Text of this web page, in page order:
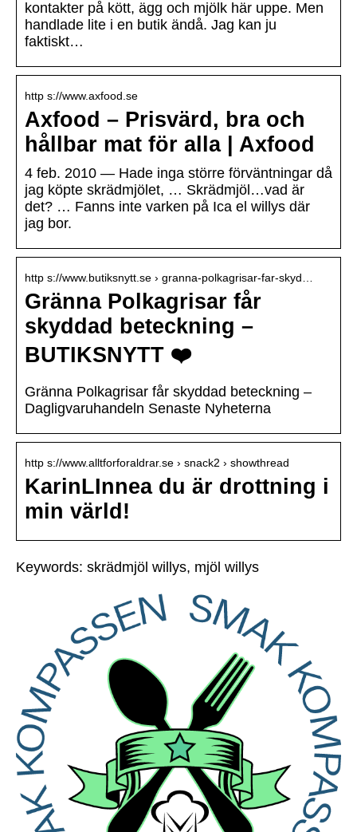
kontakter på kött, ägg och mjölk här uppe. Men
handlade lite i en butik ändå. Jag kan ju
faktiskt…
http s://www.axfood.se
Axfood – Prisvärd, bra och
hållbar mat för alla | Axfood
4 feb. 2010 — Hade inga större förväntningar då
jag köpte skrädmjölet, … Skrädmjöl…vad är
det? … Fanns inte varken på Ica el willys där
jag bor.
http s://www.butiksnytt.se › granna-polkagrisar-far-skyd…
Gränna Polkagrisar får
skyddad beteckning –
BUTIKSNYTT ❤️
Gränna Polkagrisar får skyddad beteckning –
Dagligvaruhandeln Senaste Nyheterna
http s://www.alltforforaldrar.se › snack2 › showthread
KarinLInnea du är drottning i
min värld!
Keywords: skrädmjöl willys, mjöl willys